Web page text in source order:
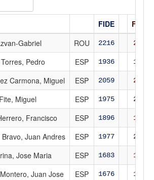
FIDE FEDA
Gabriel ROU 2216 2225
Pedro ESP 1936 1986
Carmona, Miguel ESP 2059 2095
Miguel ESP 1975 2044
Francisco ESP 1896 1948
Juan Andres ESP 1977 2026
Jose Maria ESP 1683 1744
Juan Jose ESP 1676 1740